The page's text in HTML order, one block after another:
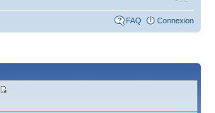
FAQ Connexion